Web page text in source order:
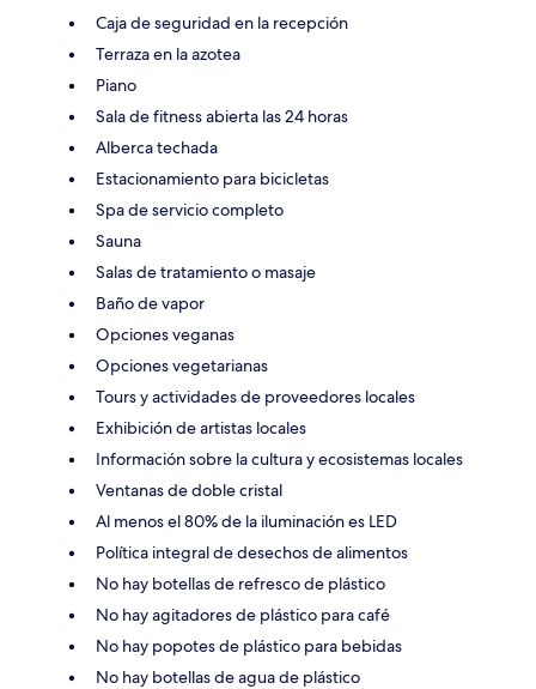
Caja de seguridad en la recepción
Terraza en la azotea
Piano
Sala de fitness abierta las 24 horas
Alberca techada
Estacionamiento para bicicletas
Spa de servicio completo
Sauna
Salas de tratamiento o masaje
Baño de vapor
Opciones veganas
Opciones vegetarianas
Tours y actividades de proveedores locales
Exhibición de artistas locales
Información sobre la cultura y ecosistemas locales
Ventanas de doble cristal
Al menos el 80% de la iluminación es LED
Política integral de desechos de alimentos
No hay botellas de refresco de plástico
No hay agitadores de plástico para café
No hay popotes de plástico para bebidas
No hay botellas de agua de plástico